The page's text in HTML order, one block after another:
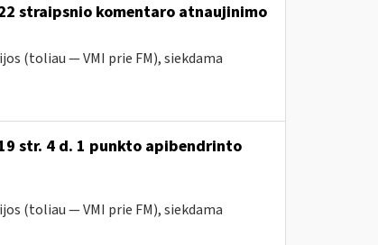
straipsnio komentaro atnaujinimo
(toliau — VMI prie FM), siekdama
str. 4 d. 1 punkto apibendrinto
(toliau — VMI prie FM), siekdama